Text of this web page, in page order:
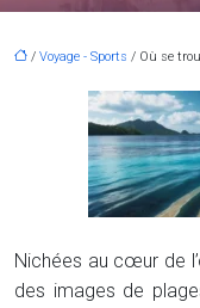
/ Voyage - Sports / Où se
Nichées au cœur de
des images de